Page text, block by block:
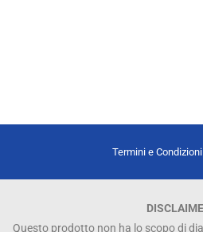
Termini e Condizioni
Questo prodotto non ha lo scopo di